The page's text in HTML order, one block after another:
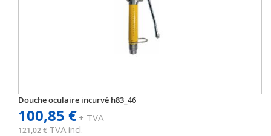
Douche oculaire incurvé h83_46
100,85 €+ TVA
121,02 € TVA incl.